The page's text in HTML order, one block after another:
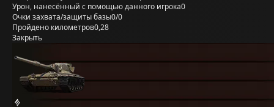
Урон, нанесённый с помощью данного игрока0
Очки захвата/защиты базы0/0
Пройдено километров0,28
Закрыть